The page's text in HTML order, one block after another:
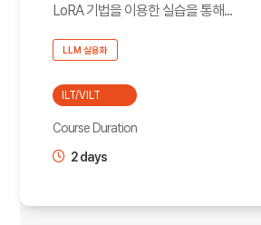
LoRA 기법을 이용한 실습을 통해...
LLM 실용화
ILT/VILT
Course Duration
2 days